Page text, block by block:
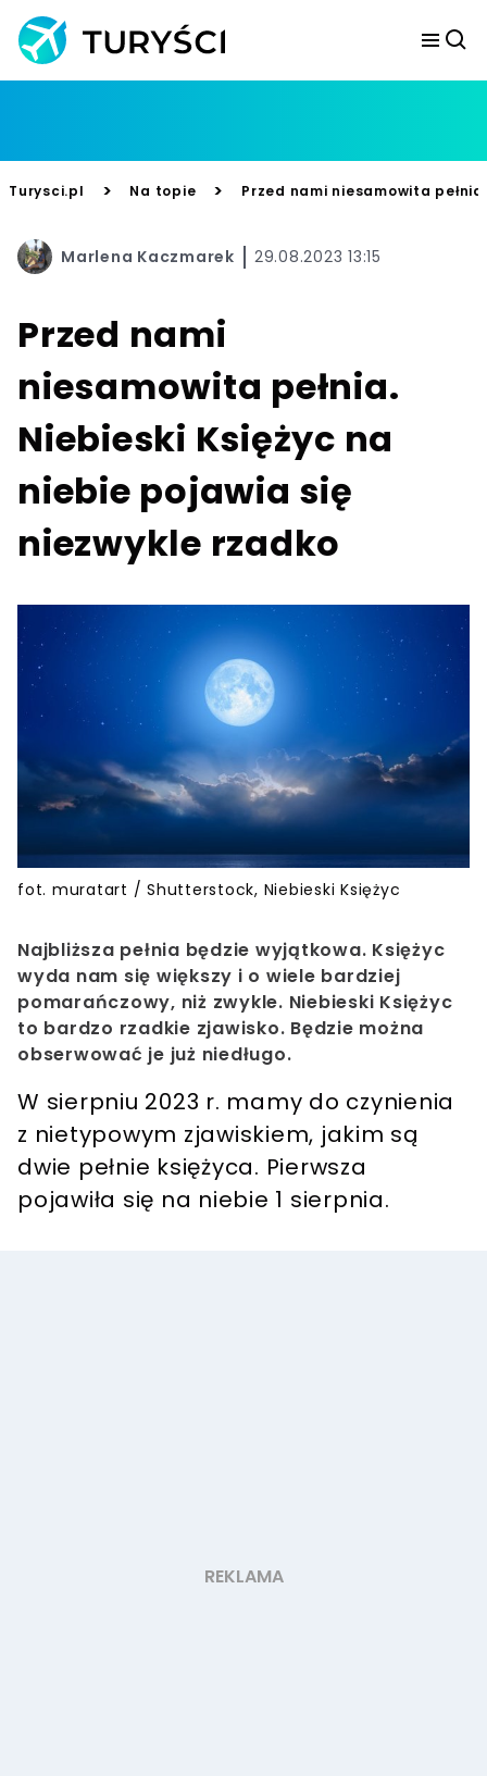
Turysci.pl > Na topie > Przed nami niesamowita
Marlena Kaczmarek 29.08.2023 13:15
Przed nami
niesamowita pełnia.
Niebieski Księżyc na
niebie pojawia się
niezwykle rzadko
fot. muratart / Shutterstock, Niebieski Księżyc
Najbliższa pełnia będzie wyjątkowa. Księżyc
wyda nam się większy i o wiele bardziej
pomarańczowy, niż zwykle. Niebieski Księżyc
to bardzo rzadkie zjawisko. Będzie można
obserwować je już niedługo.
W sierpniu 2023 r. mamy do czynienia
z nietypowym zjawiskiem, jakim są
dwie pełnie księżyca. Pierwsza
pojawiła się na niebie 1 sierpnia.